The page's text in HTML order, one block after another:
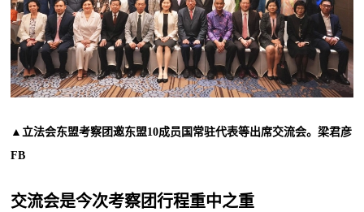
▲立法会东盟考察团邀东盟10成员国常驻代表等出席交流会。梁君彦
FB
交流会是今次考察团行程重中之重